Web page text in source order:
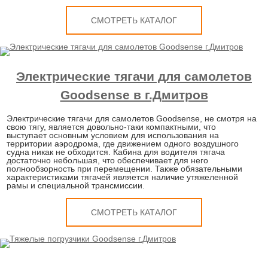
СМОТРЕТЬ КАТАЛОГ
Электрические тягачи для самолетов
Goodsense в г.Дмитров
Электрические тягачи для самолетов Goodsense, не смотря на
свою тягу, является довольно-таки компактными, что
выступает основным условием для использования на
территории аэродрома, где движением одного воздушного
судна никак не обходится. Кабина для водителя тягача
достаточно небольшая, что обеспечивает для него
полнообзорность при перемещении. Также обязательными
характеристиками тягачей является наличие утяжеленной
рамы и специальной трансмиссии.
СМОТРЕТЬ КАТАЛОГ